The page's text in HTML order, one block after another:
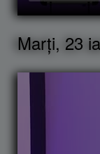
Marți, 23